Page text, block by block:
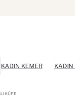
KADIN KEMER KADIN
KÜPE